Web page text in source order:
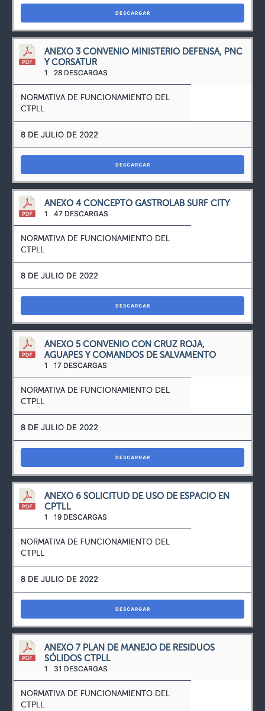
DESCARGAR
ANEXO 3 CONVENIO MINISTERIO DEFENSA, PNC
Y CORSATUR
1 28 DESCARGAS
NORMATIVA DE FUNCIONAMIENTO DEL
CTPLL
8 DE JULIO DE 2022
DESCARGAR
ANEXO 4 CONCEPTO GASTROLAB SURF CITY
1 47 DESCARGAS
NORMATIVA DE FUNCIONAMIENTO DEL
CTPLL
8 DE JULIO DE 2022
DESCARGAR
ANEXO 5 CONVENIO CON CRUZ ROJA,
AGUAPES Y COMANDOS DE SALVAMENTO
1 17 DESCARGAS
NORMATIVA DE FUNCIONAMIENTO DEL
CTPLL
8 DE JULIO DE 2022
DESCARGAR
ANEXO 6 SOLICITUD DE USO DE ESPACIO EN
CPTLL
1 19 DESCARGAS
NORMATIVA DE FUNCIONAMIENTO DEL
CTPLL
8 DE JULIO DE 2022
DESCARGAR
ANEXO 7 PLAN DE MANEJO DE RESIDUOS
SÓLIDOS CTPLL
1 31 DESCARGAS
NORMATIVA DE FUNCIONAMIENTO DEL
CTPLL